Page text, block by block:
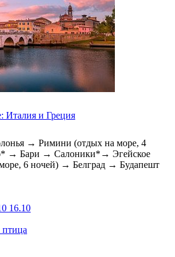
Италия и Греция
→ Римини (отдых на море, 4
→ Бари → Салоники*→ Эгейское
6 ночей) → Белград → Будапешт
16.10
птица